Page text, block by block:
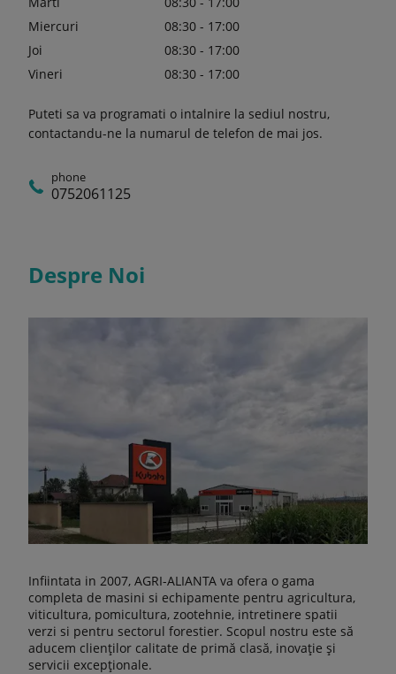
Miercuri
08:30 - 17:00
Joi
08:30 - 17:00
Vineri
08:30 - 17:00
Puteti sa va programati o intalnire la sediul nostru,
contactandu-ne la numarul de telefon de mai jos.
phone
0752061125
Despre Noi
Infiintata in 2007, AGRI-ALIANTA va ofera o gama
completa de masini si echipamente pentru agricultura,
viticultura, pomicultura, zootehnie, intretinere spatii
verzi si pentru sectorul forestier. Scopul nostru este să
aducem clienților calitate de primă clasă, inovație și
servicii excepționale.